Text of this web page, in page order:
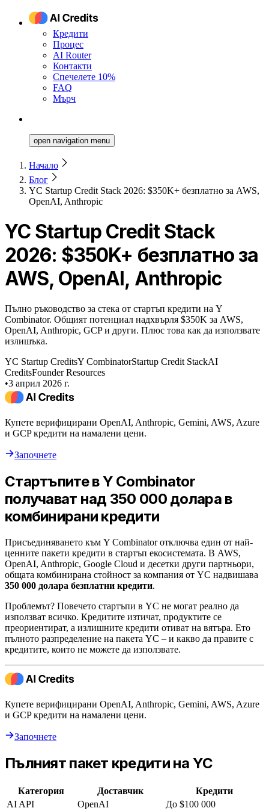
Кредити
Процес
AI Router
Контакти
Спечелете 10%
FAQ
Мърч
open navigation menu
Начало
Блог
YC Startup Credit Stack 2026: $350K+ безплатно за AWS,
OpenAI, Anthropic
YC Startup Credit Stack
2026: $350K+ безплатно за
AWS, OpenAI, Anthropic
Пълно ръководство за стека от стартъп кредити на Y
Combinator. Общият потенциал надхвърля $350K за AWS,
OpenAI, Anthropic, GCP и други. Плюс това как да използвате
излишъка.
YC Startup CreditsY CombinatorStartup Credit StackAI
CreditsFounder Resources
•3 април 2026 г.
Купете верифицирани OpenAI, Anthropic, Gemini, AWS, Azure
и GCP кредити на намалени цени.
Започнете
Стартъпите в Y Combinator
получават над 350 000 долара в
комбинирани кредити
Присъединяването към Y Combinator отключва един от най-
ценните пакети кредити в стартъп екосистемата. В AWS,
OpenAI, Anthropic, Google Cloud и десетки други партньори,
общата комбинирана стойност за компания от YC надвишава
350 000 долара безплатни кредити.
Проблемът? Повечето стартъпи в YC не могат реално да
използват всичко. Кредитите изтичат, продуктите се
преориентират, а излишните кредити отиват на вятъра. Ето
пълното разпределение на пакета YC – и какво да правите с
кредитите, които не можете да използвате.
Купете верифицирани OpenAI, Anthropic, Gemini, AWS, Azure
и GCP кредити на намалени цени.
Започнете
Пълният пакет кредити на YC
Категория Доставчик
Кредити
AI API
OpenAI
До $100 000